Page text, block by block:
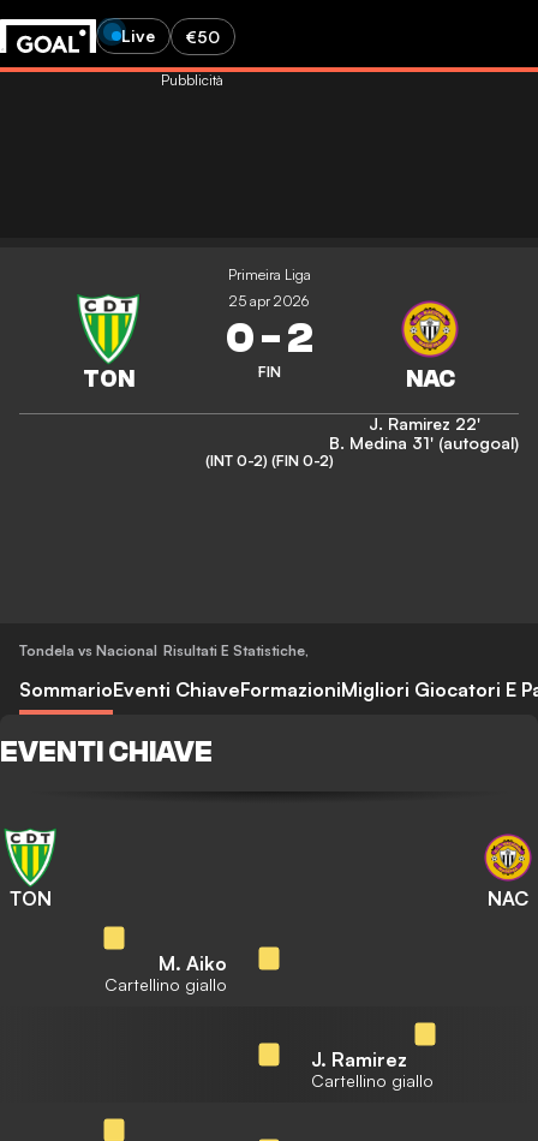
Live €50
Pubblicità
Primeira Liga
25 apr 2026
0-2
FIN
J. Ramirez 22'
B. Medina 31' (autogoal)
(INT 0-2) (FIN 0-2)
Tondela vs Nacional Risultati E Statistiche,
SommarioEventi ChiaveFormazioniMigliori Giocatori E
EVENTI CHIAVE
TON NAC
M. Aiko
Cartellino giallo
J. Ramirez
Cartellino giallo